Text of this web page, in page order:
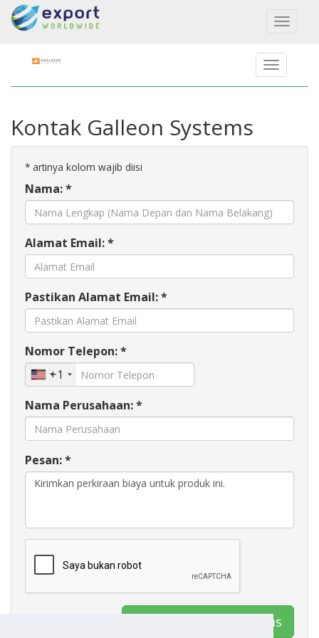
Toggle
Kontak Galleon Systems
* artinya kolom wajib diisi
Nama: *
Alamat Email: *
Pastikan Alamat Email: *
Nomor Telepon: *
+1
Nama Perusahaan: *
Pesan: *
Kontak Galleon Systems